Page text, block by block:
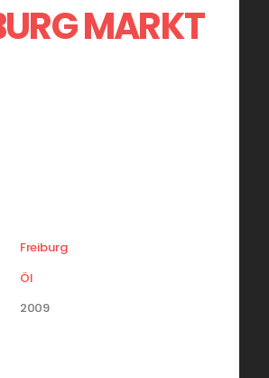
MARKT
Freiburg
Öl
2009